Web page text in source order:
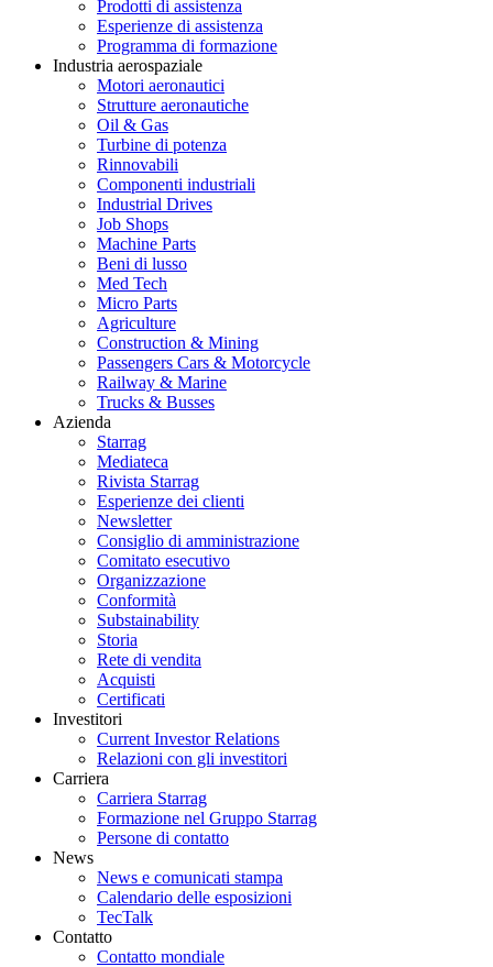
Prodotti di assistenza
Esperienze di assistenza
Programma di formazione
Industria aerospaziale
Motori aeronautici
Strutture aeronautiche
Oil & Gas
Turbine di potenza
Rinnovabili
Componenti industriali
Industrial Drives
Job Shops
Machine Parts
Beni di lusso
Med Tech
Micro Parts
Agriculture
Construction & Mining
Passengers Cars & Motorcycle
Railway & Marine
Trucks & Busses
Azienda
Starrag
Mediateca
Rivista Starrag
Esperienze dei clienti
Newsletter
Consiglio di amministrazione
Comitato esecutivo
Organizzazione
Conformità
Substainability
Storia
Rete di vendita
Acquisti
Certificati
Investitori
Current Investor Relations
Relazioni con gli investitori
Carriera
Carriera Starrag
Formazione nel Gruppo Starrag
Persone di contatto
News
News e comunicati stampa
Calendario delle esposizioni
TecTalk
Contatto
Contatto mondiale